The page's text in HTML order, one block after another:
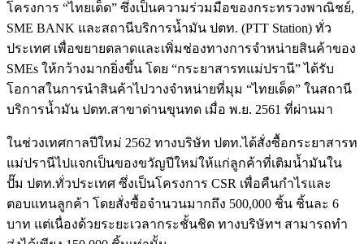
โครงการ “ไทยเด็ด” ซึ่งเป็นความร่วมมือของกระทรวงพาณิชย์,
SME BANK และสถานีบริการน้ำมัน ปตท. (PTT Station) ทั่ว
ประเทศ เพื่อขยายตลาดและเพิ่มช่องทางการจำหน่ายสินค้าของ
SMEs ให้กว้างมากยิ่งขึ้น โดย “กระยาสารทแม่ปรานี” ได้รับ
โอกาสในการนำสินค้าไปวางจำหน่ายที่มุม “ไทยเด็ด” ในสถานี
บริการน้ำมัน ปตท.สาขาด่านขุนทด เมื่อ พ.ย. 2561 ที่ผ่านมา
ในช่วงเทศกาลปีใหม่ 2562 ทางบริษัท ปตท.ได้สั่งซื้อกระยาสารท
แม่ปรานีไปแจกเป็นของขวัญปีใหม่ให้แก่ลูกค้าที่เติมน้ำมันใน
ปั๊ม ปตท.ทั่วประเทศ ซึ่งเป็นโครงการ CSR เพื่อคืนกำไรและ
ตอบแทนลูกค้า โดยสั่งซื้อจำนวนมากถึง 500,000 ชิ้น ชิ้นละ 6
บาท แต่เนื่องด้วยระยะเวลากระชั้นชิด ทางบริษัทฯ สามารถทำ